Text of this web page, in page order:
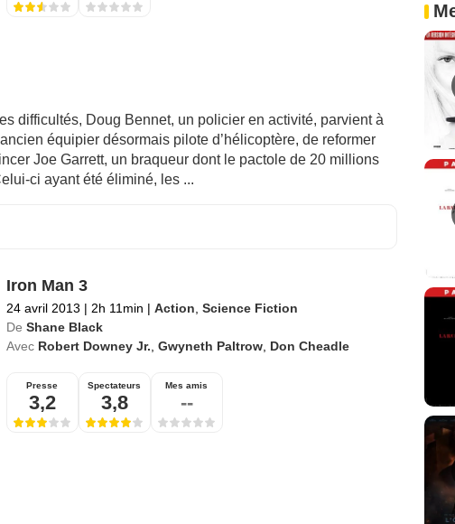
difficultés, Doug Bennet, un policier en activité, parvient à
équipier désormais pilote d’hélicoptère, de reformer
Joe Garrett, un braqueur dont le pactole de 20 millions
ci ayant été éliminé, les ...
Iron Man 3
24 avril 2013 | 2h 11min | Action, Science Fiction
De Shane Black
Avec Robert Downey Jr., Gwyneth Paltrow, Don Cheadle
Presse
3,2
Spectateurs
3,8
Mes amis
--